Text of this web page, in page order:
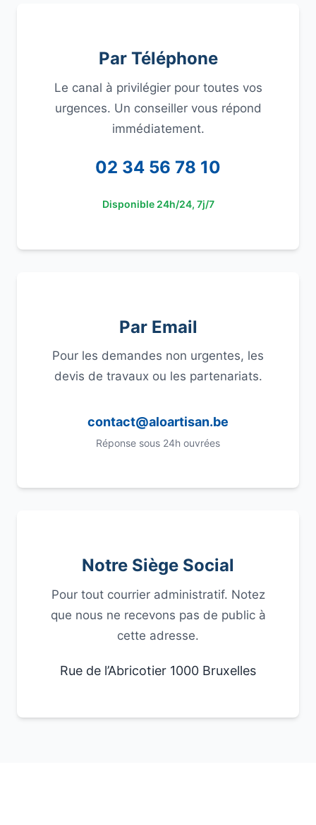
Par Téléphone
Le canal à privilégier pour toutes vos
urgences. Un conseiller vous répond
immédiatement.
02 34 56 78 10
Disponible 24h/24, 7j/7
Par Email
Pour les demandes non urgentes, les
devis de travaux ou les partenariats.
contact@aloartisan.be
Réponse sous 24h ouvrées
Notre Siège Social
Pour tout courrier administratif. Notez
que nous ne recevons pas de public à
cette adresse.
Rue de l’Abricotier 1000 Bruxelles